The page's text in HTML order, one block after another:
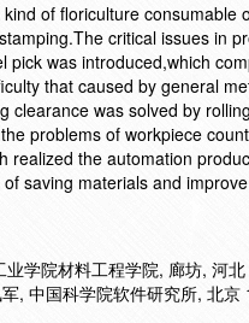
of floriculture
critical issues in
pick was introduced,which
that caused by general
clearance was solved by
problems of workpiece
realized the automation
saving materials and
业学院材料工程学院, 廊坊, 河
, 中国科学院软件研究所, 北京